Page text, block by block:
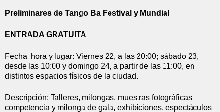
Preliminares de Tango Ba Festival y Mundial
ENTRADA GRATUITA
Fecha, hora y lugar: Viernes 22, a las 20:00; sábado 23,
desde las 10:00 y domingo 24, a partir de las 11:00, en
distintos espacios físicos de la ciudad.
Descripción: Talleres, milongas, muestras fotográficas,
competencia y milonga de gala, exhibiciones, espectáculos